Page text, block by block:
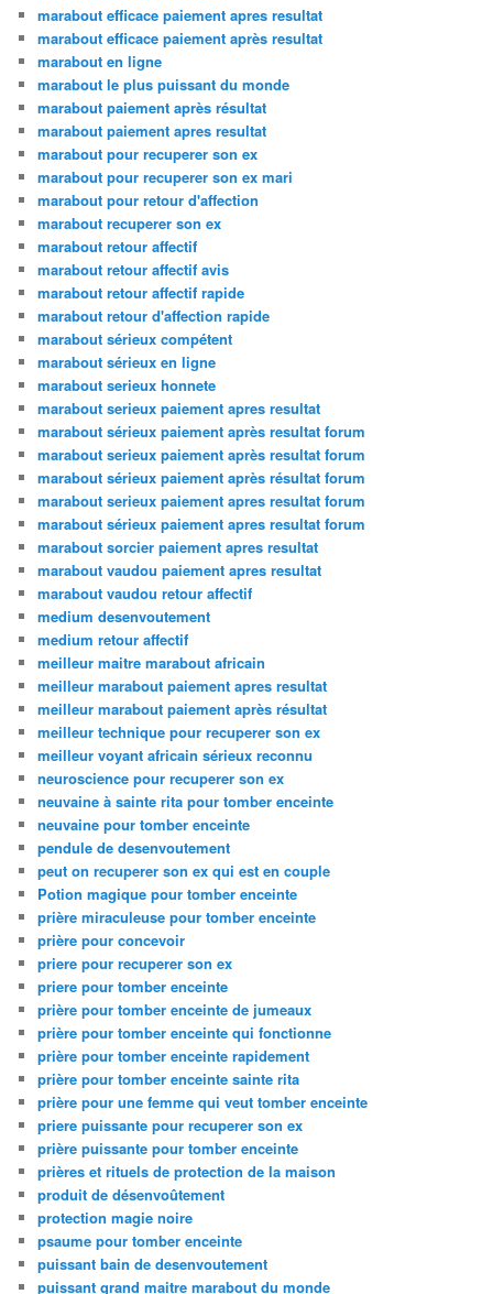
marabout efficace paiement apres resultat
marabout efficace paiement après resultat
marabout en ligne
marabout le plus puissant du monde
marabout paiement après résultat
marabout paiement apres resultat
marabout pour recuperer son ex
marabout pour recuperer son ex mari
marabout pour retour d'affection
marabout recuperer son ex
marabout retour affectif
marabout retour affectif avis
marabout retour affectif rapide
marabout retour d'affection rapide
marabout sérieux compétent
marabout sérieux en ligne
marabout serieux honnete
marabout serieux paiement apres resultat
marabout sérieux paiement après resultat forum
marabout serieux paiement après resultat forum
marabout sérieux paiement après résultat forum
marabout serieux paiement apres resultat forum
marabout sérieux paiement apres resultat forum
marabout sorcier paiement apres resultat
marabout vaudou paiement apres resultat
marabout vaudou retour affectif
medium desenvoutement
medium retour affectif
meilleur maitre marabout africain
meilleur marabout paiement apres resultat
meilleur marabout paiement après résultat
meilleur technique pour recuperer son ex
meilleur voyant africain sérieux reconnu
neuroscience pour recuperer son ex
neuvaine à sainte rita pour tomber enceinte
neuvaine pour tomber enceinte
pendule de desenvoutement
peut on recuperer son ex qui est en couple
Potion magique pour tomber enceinte
prière miraculeuse pour tomber enceinte
prière pour concevoir
priere pour recuperer son ex
priere pour tomber enceinte
prière pour tomber enceinte de jumeaux
prière pour tomber enceinte qui fonctionne
prière pour tomber enceinte rapidement
prière pour tomber enceinte sainte rita
prière pour une femme qui veut tomber enceinte
priere puissante pour recuperer son ex
prière puissante pour tomber enceinte
prières et rituels de protection de la maison
produit de désenvoûtement
protection magie noire
psaume pour tomber enceinte
puissant bain de desenvoutement
puissant grand maitre marabout du monde